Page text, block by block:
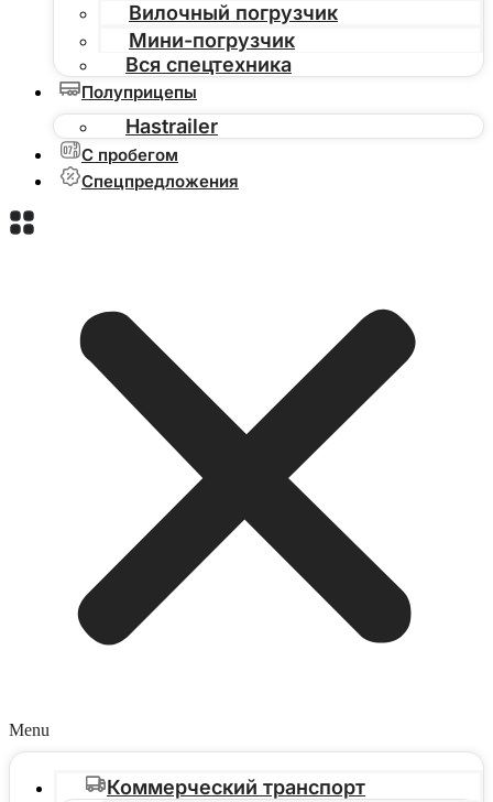
Вилочный погрузчик
Мини-погрузчик
Вся спецтехника
Полуприцепы
Hastrailer
С пробегом
Спецпредложения
Menu
Коммерческий транспорт